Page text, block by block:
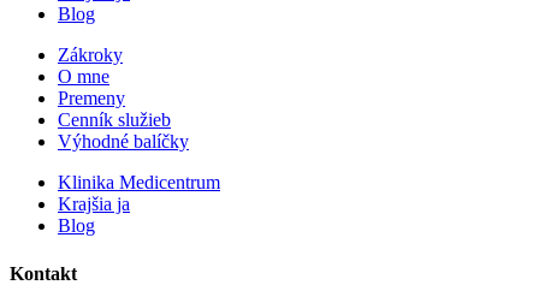
Blog
Zákroky
O mne
Premeny
Cenník služieb
Výhodné balíčky
Klinika Medicentrum
Krajšia ja
Blog
Kontakt